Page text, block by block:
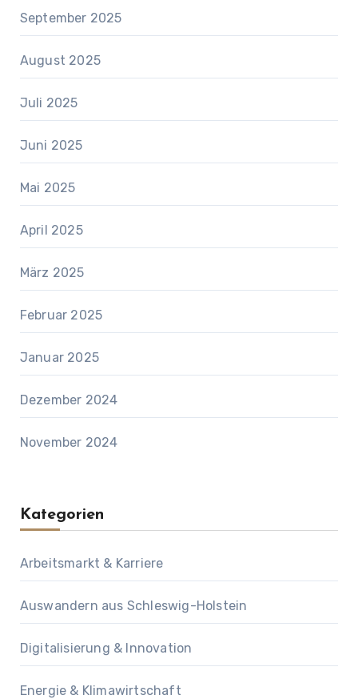
September 2025
August 2025
Juli 2025
Juni 2025
Mai 2025
April 2025
März 2025
Februar 2025
Januar 2025
Dezember 2024
November 2024
Kategorien
Arbeitsmarkt & Karriere
Auswandern aus Schleswig-Holstein
Digitalisierung & Innovation
Energie & Klimawirtschaft